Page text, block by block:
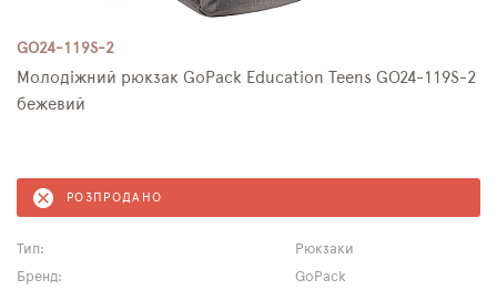
GO24-119S-2
Молодіжний рюкзак GoPack Education Teens GO24-119S-2
бежевий
РОЗПРОДАНО
Тип:
Рюкзаки
Бренд:
GoPack